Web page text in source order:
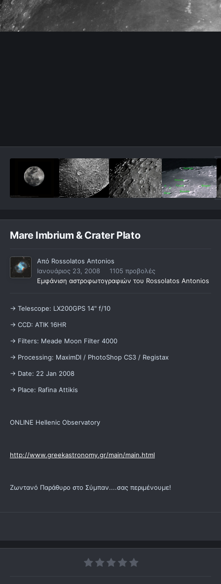
Mare Imbrium & Crater Plato
Από Rossolatos Antonios
Ιανουάριος 23, 2008
1105 προβολές
Εμφάνιση αστροφωτογραφιών του Rossolatos Antonios
-> Telescope: LX200GPS 14" f/10
-> CCD: ATIK 16HR
-> Filters: Meade Moon Filter 4000
-> Processing: MaximDl / PhotoShop CS3 / Registax
-> Date: 22 Jan 2008
-> Place: Rafina Attikis
ONLINE Hellenic Observatory
http://www.greekastronomy.gr/main/main.html
Ζωντανό Παράθυρο στο Σύμπαν....σας περιμένουμε!